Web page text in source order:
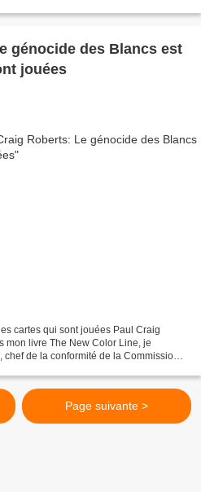
génocide des Blancs est
jouées
cartes qui sont jouées Paul Craig
mon livre The New Color Line, je
chef de la conformité de la Commission
Page suivante >